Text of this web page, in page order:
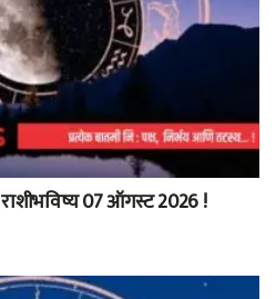
07 ऑगस्ट 2026 !